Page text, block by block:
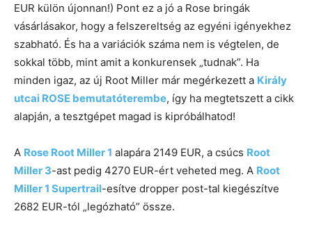
EUR külön újonnan!) Pont ez a jó a Rose bringák
vásárlásakor, hogy a felszereltség az egyéni igényekhez
szabható. És ha a variációk száma nem is végtelen, de
sokkal több, mint amit a konkurensek „tudnak”. Ha
minden igaz, az új Root Miller már megérkezett a Király
utcai ROSE bemutatóterembe, így ha megtetszett a cikk
alapján, a tesztgépet magad is kipróbálhatod!
A Rose Root Miller 1 alapára 2149 EUR, a csúcs Root
Miller 3-ast pedig 4270 EUR-ért veheted meg. A Root
Miller 1 Supertrail-esítve dropper post-tal kiegészítve
2682 EUR-tól „legózható” össze.